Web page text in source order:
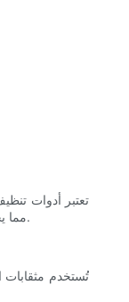
تعتبر أدوات
مما يجعلها جزءًا لا يتجزأ من مجموعة أدوات أي متخصص في طب الأسنان. في هذا الدليل الشامل، سنتعرف على كل ما تحتاج إلى معرفته حول مثقاب حصوات الأسنان، بما في ذلك استخداماته وأنواعه وصيانته.
تُستخدم مثقابات